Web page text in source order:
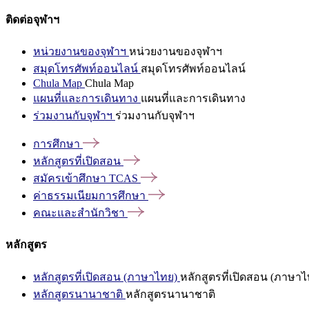
ติดต่อจุฬาฯ
หน่วยงานของจุฬาฯ หน่วยงานของจุฬาฯ
สมุดโทรศัพท์ออนไลน์ สมุดโทรศัพท์ออนไลน์
Chula Map Chula Map
แผนที่และการเดินทาง แผนที่และการเดินทาง
ร่วมงานกับจุฬาฯ ร่วมงานกับจุฬาฯ
การศึกษา
หลักสูตรที่เปิดสอน
สมัครเข้าศึกษา TCAS
ค่าธรรมเนียมการศึกษา
คณะและสำนักวิชา
หลักสูตร
หลักสูตรที่เปิดสอน (ภาษาไทย) หลักสูตรที่เปิดสอน (ภาษาไ
หลักสูตรนานาชาติ หลักสูตรนานาชาติ